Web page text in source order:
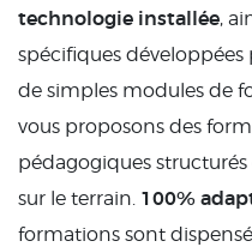
technologie installée,
spécifiques développées
de simples modules de
vous proposons des
pédagogiques
sur le terrain. 100%
formations sont